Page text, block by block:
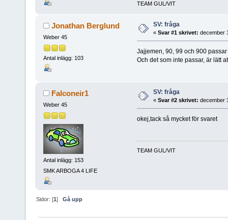
TEAM GUL/VIT
Jonathan Berglund
Weber 45
Antal inlägg: 103
SV: fråga
« Svar #1 skrivet: december
Jajjemen, 90, 99 och 900
Och det som inte passar, är lätt
Falconeir1
Weber 45
Antal inlägg: 153
SMK ARBOGA 4 LIFE
SV: fråga
« Svar #2 skrivet: december
okej,tack så mycket för svaret
TEAM GUL/VIT
Sidor: [1]Gå upp